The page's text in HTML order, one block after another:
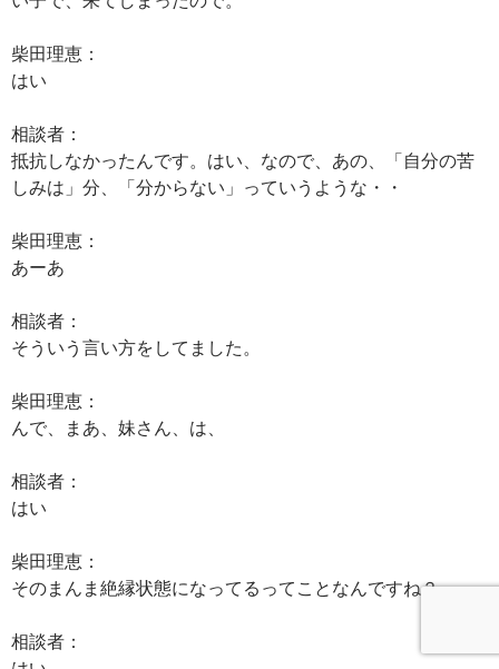
柴田理恵：
はい
相談者：
抵抗しなかったんです。はい、なので、あの、「自分の苦
しみは」分、「分からない」っていうような・・
柴田理恵：
あーあ
相談者：
そういう言い方をしてました。
柴田理恵：
んで、まあ、妹さん、は、
相談者：
はい
柴田理恵：
そのまんま絶縁状態になってるってことなんですね？
相談者：